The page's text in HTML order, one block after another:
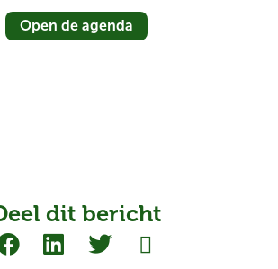
Open de agenda
dit bericht